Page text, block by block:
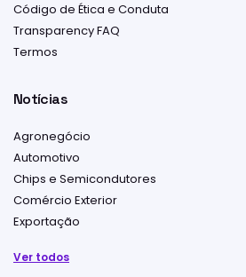
Código de Ética e Conduta
Transparency FAQ
Termos
Notícias
Agronegócio
Automotivo
Chips e Semicondutores
Comércio Exterior
Exportação
Ver todos